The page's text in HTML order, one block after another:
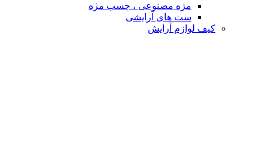
مژه مصنوعی ، چسب مژه
ست های آرایشی
کیف لوازم آرایش